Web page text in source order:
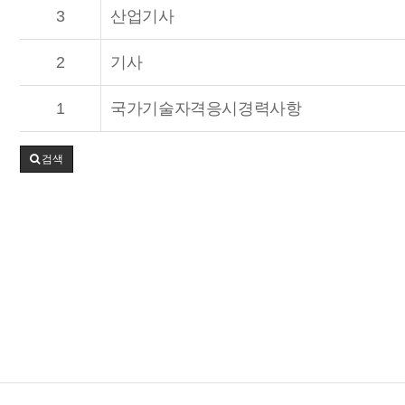
3 산업기사
2 기사
1 국가기술자격응시경력사항
검색